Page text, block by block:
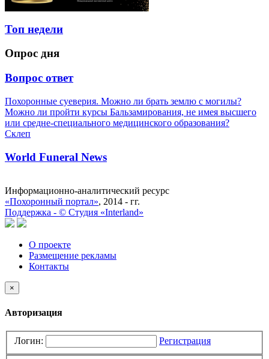
Топ недели
Опрос дня
Вопрос ответ
Похоронные суеверия. Можно ли брать землю с могилы?
Можно ли пройти курсы Бальзамирования, не имея высшего
или средне-специального медицинского образования?
Склеп
World Funeral News
Информационно-аналитический ресурс
«Похоронный портал», 2014 - гг.
Поддержка - © Cтудия «Interland»
О проекте
Размещение рекламы
Контакты
×
Авторизация
Логин: Регистрация